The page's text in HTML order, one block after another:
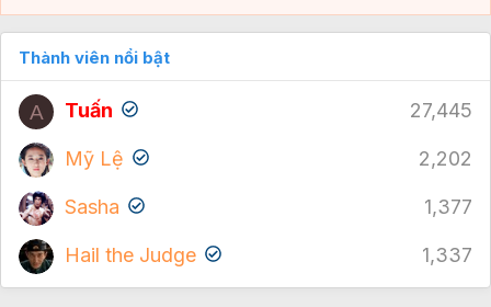
Thành viên nổi bật
A 27,445
Tuấn
2,202
Mỹ Lệ
1,377
Sasha
1,337
Hail the Judge